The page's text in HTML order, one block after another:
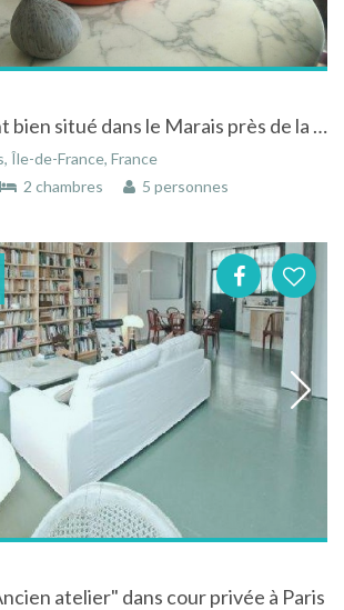
Joli appartement bien situé dans le Marais près de la place des Vosges
Île-de-France, France
2 chambres 5 personnes
atelier" dans cour privée à Paris